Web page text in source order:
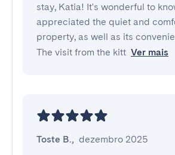
stay, Katia! It's wonderful to
appreciated the quiet and
property, as well as its
The visit from the kitt Ver mais
Toste B., dezembro 2025